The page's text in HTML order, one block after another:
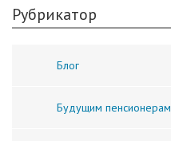
Рубрикатор
Блог
Будущим пенсионерам